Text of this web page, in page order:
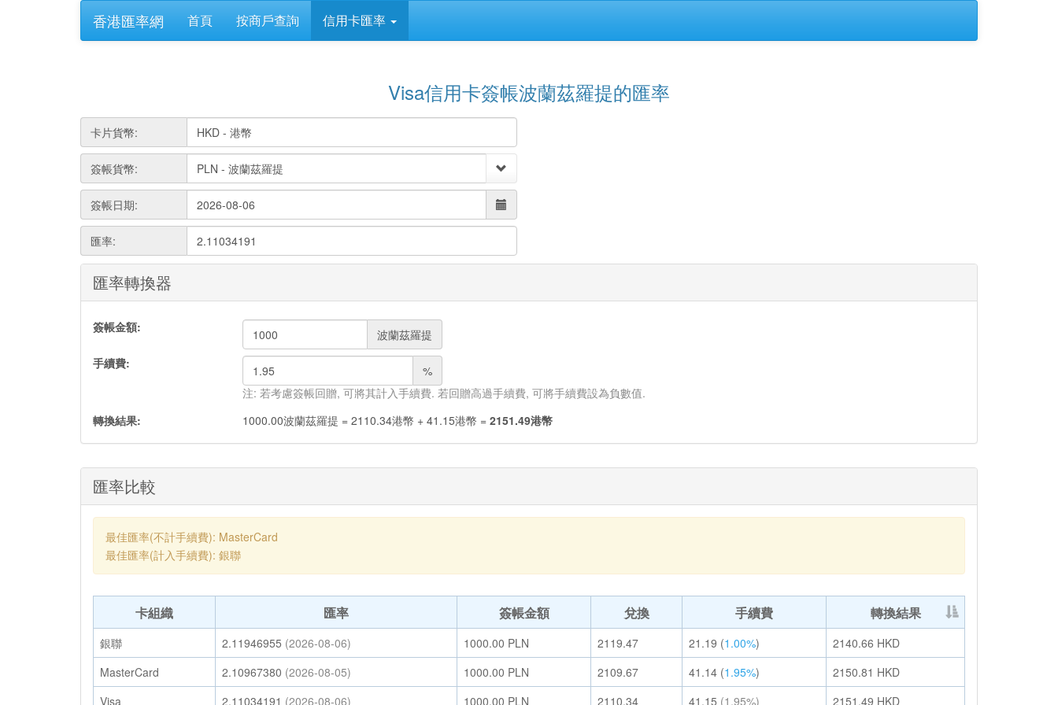
香港匯率網 首頁 按商戶查詢 信用卡匯率
Visa信用卡簽帳波蘭茲羅提的匯率
卡片貨幣:
簽帳貨幣:
簽帳日期:
匯率: 2.11034191
匯率轉換器
簽帳金額:
波蘭茲羅提
手續費:
%
注: 若考慮簽帳回贈, 可將其計入手續費. 若回贈高過手續費, 可將手續費設為負數值.
轉換結果:
1000.00波蘭茲羅提 = 2110.34港幣 + 41.15港幣 = 2151.49港幣
匯率比較
最佳匯率(不計手續費): MasterCard
最佳匯率(計入手續費): 銀聯
卡組織 匯率 簽帳金額 兌換 手續費 轉換結果
銀聯 2.11946955 (2026-08-06) 1000.00 PLN 2119.47 21.19 (1.00%) 2140.66 HKD
MasterCard
2.10967380 (2026-08-05) 1000.00 PLN 2109.67 41.14 (1.95%) 2150.81 HKD
Visa
2.11034191 (2026-08-06) 1000.00 PLN 2110.34 41.15 (1.95%) 2151.49 HKD